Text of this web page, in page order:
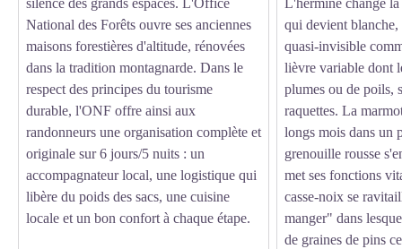
silence des grands espaces. L'Office
National des Forêts ouvre ses anciennes
maisons forestières d'altitude, rénovées
dans la tradition montagnarde. Dans le
respect des principes du tourisme
durable, l'ONF offre ainsi aux
randonneurs une organisation complète et
originale sur 6 jours/5 nuits : un
accompagnateur local, une logistique qui
libère du poids des sacs, une cuisine
locale et un bon confort à chaque étape.
L'hermine change
qui devient blanche,
quasi-invisible
lièvre variable dont
plumes ou de poils,
raquettes. La
longs mois dans un
grenouille rousse
met ses fonctions
casse-noix se
manger" dans
de graines de pins